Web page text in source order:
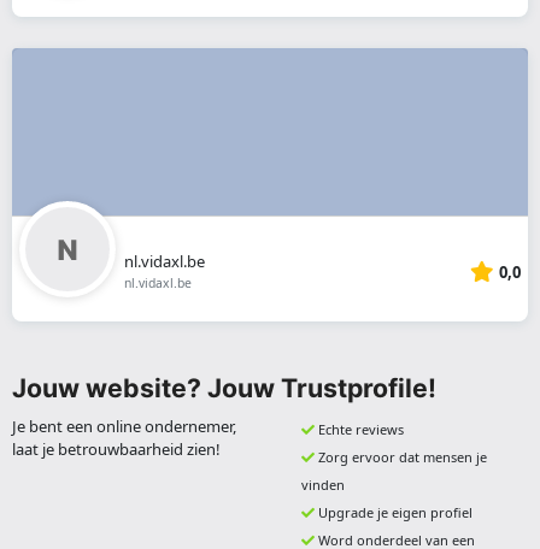
nl.vidaxl.be
nl.vidaxl.be 0,0
Jouw website? Jouw Trustprofile!
Je bent een online ondernemer,
laat je betrouwbaarheid zien!
Echte reviews
Zorg ervoor dat mensen je
vinden
Upgrade je eigen profiel
Word onderdeel van een